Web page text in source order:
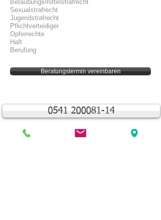
Betäubungsmittelstrafrecht
Sexualstrafrecht
Jugendstrafrecht
Pflichtverteidiger
Opferrechte
Haft
Berufung
Beratungstermin vereinbaren
0541 200081-14